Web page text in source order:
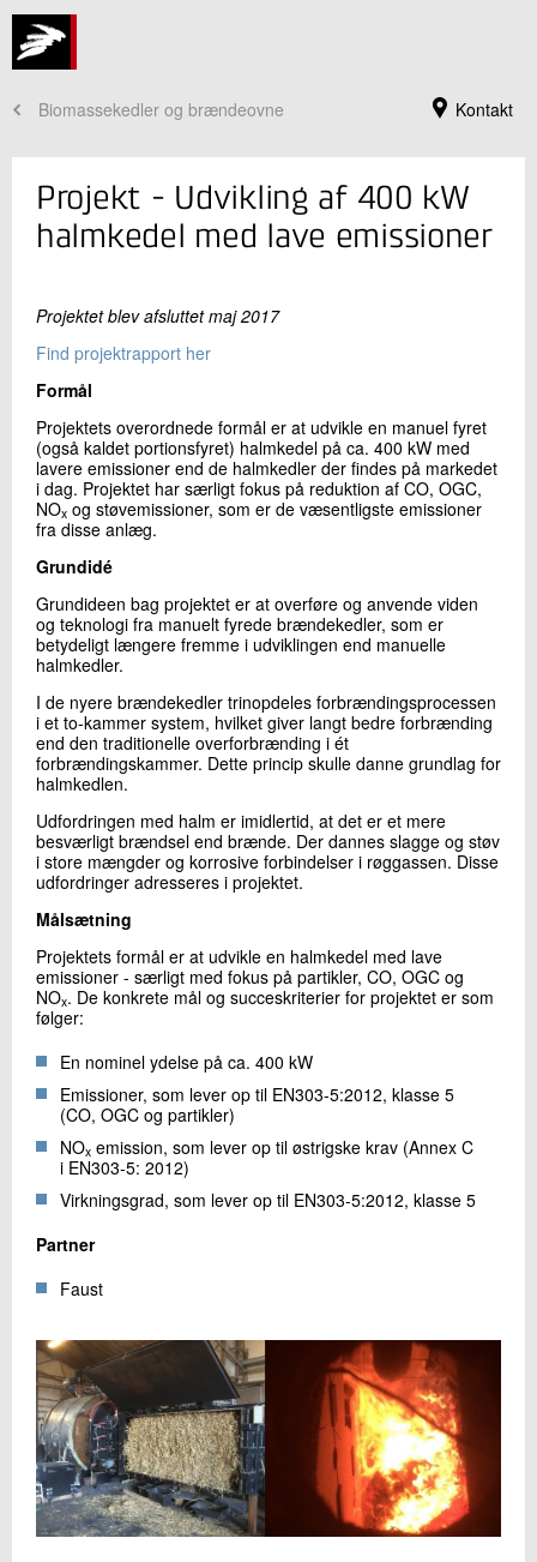
Kontakt
Biomassekedler og brændeovne
Jeg er din kontaktperson
Torben Nørgaard Jensen
Seniorspecialist
Grønne Energisystemer
+45 72 20 13 11
Send e-mail
Skriv til mig
Send
Projekt - Udvikling af 400 kW
halmkedel med lave emissioner
Projektet blev afsluttet maj 2017
Find projektrapport her
Formål
Projektets overordnede formål er at udvikle en manuel fyret
(også kaldet portionsfyret) halmkedel på ca. 400 kW med
lavere emissioner end de halmkedler der findes på markedet
i dag. Projektet har særligt fokus på reduktion af CO, OGC,
NOx og støvemissioner, som er de væsentligste emissioner
fra disse anlæg.
Grundidé
Grundideen bag projektet er at overføre og anvende viden
og teknologi fra manuelt fyrede brændekedler, som er
betydeligt længere fremme i udviklingen end manuelle
halmkedler.
I de nyere brændekedler trinopdeles forbrændingsprocessen
i et to-kammer system, hvilket giver langt bedre forbrænding
end den traditionelle overforbrænding i ét
forbrændingskammer. Dette princip skulle danne grundlag for
halmkedlen.
Udfordringen med halm er imidlertid, at det er et mere
besværligt brændsel end brænde. Der dannes slagge og støv
i store mængder og korrosive forbindelser i røggassen. Disse
udfordringer adresseres i projektet.
Målsætning
Projektets formål er at udvikle en halmkedel med lave
emissioner - særligt med fokus på partikler, CO, OGC og
NOx. De konkrete mål og succeskriterier for projektet er som
følger:
En nominel ydelse på ca. 400 kW
Emissioner, som lever op til EN303-5:2012, klasse 5
(CO, OGC og partikler)
NOx emission, som lever op til østrigske krav (Annex C
i EN303-5: 2012)
Virkningsgrad, som lever op til EN303-5:2012, klasse 5
Partner
Faust